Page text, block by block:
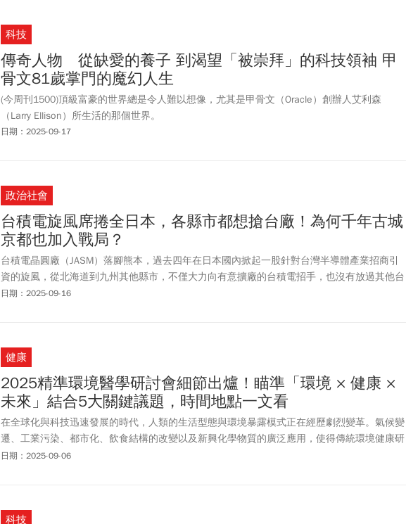
科技
傳奇人物 從缺愛的養子 到渴望「被崇拜」的科技領袖 甲
骨文81歲掌門的魔幻人生
(今周刊1500)頂級富豪的世界總是令人難以想像，尤其是甲骨文（Oracle）創辦人艾利森
（Larry Ellison）所生活的那個世界。
日期：2025-09-17
政治社會
台積電旋風席捲全日本，各縣市都想搶台廠！為何千年古城
京都也加入戰局？
台積電晶圓廠（JASM）落腳熊本，過去四年在日本國內掀起一股針對台灣半導體產業招商引
資的旋風，從北海道到九州其他縣市，不僅大力向有意擴廠的台積電招手，也沒有放過其他台
灣的IC製造業者及供應鏈。因為如此，每年9月在台北南港展覽館登場的國際半導體展
日期：2025-09-16
健康
2025精準環境醫學研討會細節出爐！瞄準「環境 × 健康 ×
未來」結合5大關鍵議題，時間地點一文看
在全球化與科技迅速發展的時代，人類的生活型態與環境暴露模式正在經歷劇烈變革。氣候變
遷、工業污染、都市化、飲食結構的改變以及新興化學物質的廣泛應用，使得傳統環境健康研
究面臨前所未有的挑戰。過去的研究多關注特定污染物對健康的影響，例如空氣污染、內分泌
行的公共政策與醫療策略，已成為全球環境健康與公共衛生領域的重要課題。
日期：2025-09-06
科技